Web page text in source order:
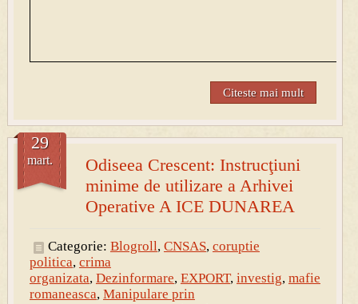
Citeste mai mult
Odiseea Crescent: Instrucţiuni
minime de utilizare a Arhivei
Operative A ICE DUNAREA
29
mart.
Categorie: Blogroll, CNSAS, coruptie
politica, crima
organizata, Dezinformare, EXPORT, investig, mafie
romaneasca, Manipulare prin